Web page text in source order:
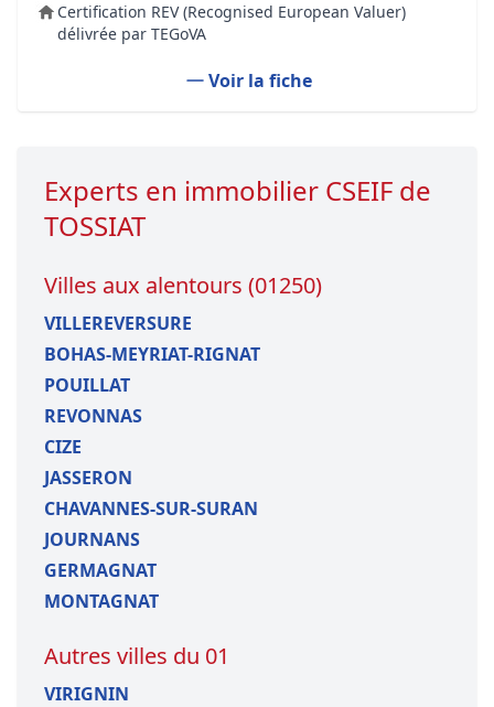
Certification REV (Recognised European Valuer)
délivrée par TEGoVA
Voir la fiche
Experts en immobilier CSEIF de
TOSSIAT
Villes aux alentours (01250)
VILLEREVERSURE
BOHAS-MEYRIAT-RIGNAT
POUILLAT
REVONNAS
CIZE
JASSERON
CHAVANNES-SUR-SURAN
JOURNANS
GERMAGNAT
MONTAGNAT
Autres villes du 01
VIRIGNIN